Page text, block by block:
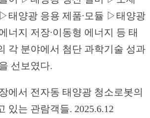
태양광 응용 제품∙모듈 ▷태양광
너지 저장∙이동형 에너지 등 태
각 분야에서 첨단 과학기술 성과
선보였다.
에서 전자동 태양광 청소로봇의
있는 관람객들. 2025.6.12